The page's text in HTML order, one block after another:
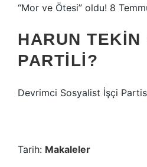
“Mor ve Ötesi” oldu! 8
HARUN TEKIN
PARTILI?
Devrimci Sosyalist İşçi
Tarih: Makaleler